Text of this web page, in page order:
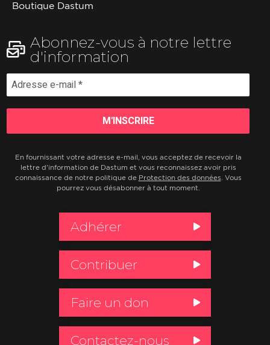
Boutique Dastum
Abonnez-vous à notre lettre
d'information
En fournissant votre adresse e-mail, vous acceptez de recevoir la
lettre d'information de Dastum et vous reconnaissez avoir pris
connaissance de notre politique de Protection des données . Vous
pourrez vous désabonner à tout moment.
Adhérer
Contribuer
Faire un don
Contactez-nous